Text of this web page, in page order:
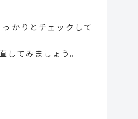
かりとチェックして
てみましょう。